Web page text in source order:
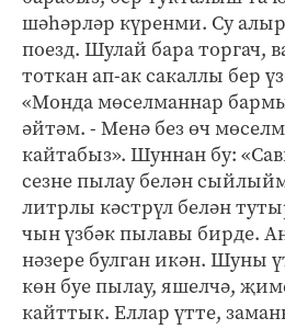
шәһәрләр күренми. Су
поезд. Шулай бара торгач,
тоткан ап-ак сакаллы бер
«Монда мөселманнар
әйтәм. - Менә без өч
кайтабыз». Шуннан бу:
сезне пылау белән
литрлы кәстрүл белән
чын үзбәк пылавы бирде.
нәзере булган икән. Шуны
көн буе пылау, яшелчә,
кайттык. Еллар үтте,